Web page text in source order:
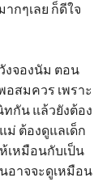
กๆเลย ก็ดีใจ
งจองนัม ตอน
สมควร เพราะ
กัน แล้วยังต้อง
ม่ ต้องดูแลเด็ก
เหมือนกับเป็น
อาจจะดูเหมือน